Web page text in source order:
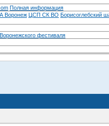
Полная информация
Воронеж ЦСП СК ВО Борисоглебский
фестиваля